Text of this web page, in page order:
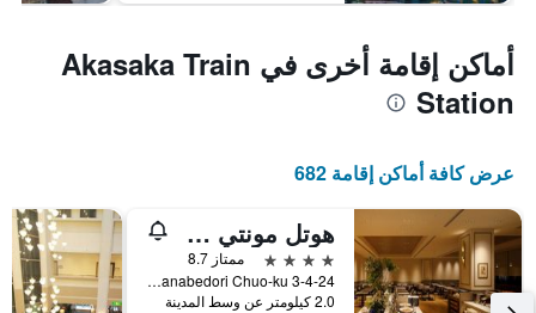
أماكن إقامة أخرى في Akasaka Train
Station
عرض كافة أماكن إقامة 682
هوتل مونتي هيرمانا فوكوكا
4 نجوم
ممتاز 8.7
3-4-24 Watanabedori Chuo-ku, فوكوكا, اليابان
2.0 كيلومتر عن وسط المدينة